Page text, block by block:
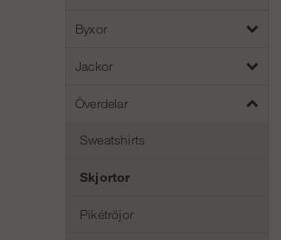
Byxor
Jackor
Överdelar
Sweatshirts
Skjortor
Pikétröjor